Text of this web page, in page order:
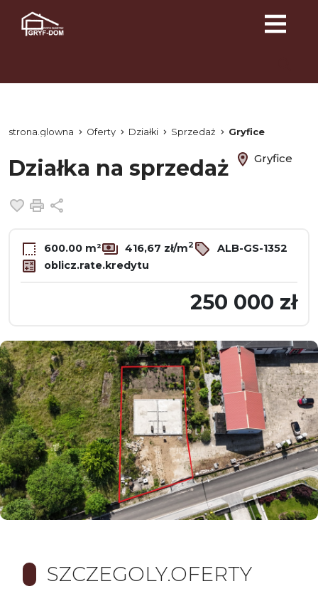
strona.glowna Oferty Działki Sprzedaż Gryfice
Działka na sprzedaż Gryfice
Dodaj do ulubionych
Drukuj
600.00 m² 416,67 zł/m2
ALB-GS-1352
oblicz.rate.kredytu
250 000 zł
SZCZEGOLY.OFERTY